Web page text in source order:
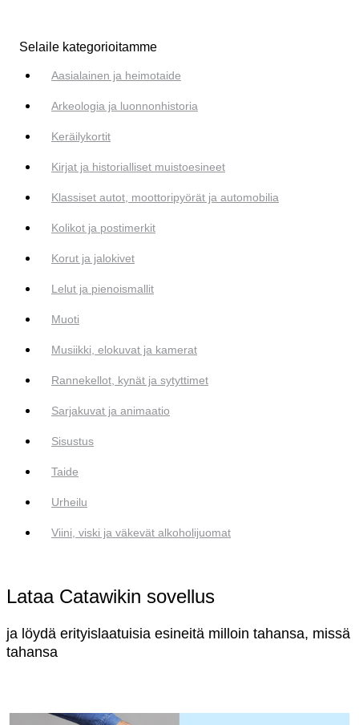
Selaile kategorioitamme
Aasialainen ja heimotaide
Arkeologia ja luonnonhistoria
Keräilykortit
Kirjat ja historialliset muistoesineet
Klassiset autot, moottoripyörät ja automobilia
Kolikot ja postimerkit
Korut ja jalokivet
Lelut ja pienoismallit
Muoti
Musiikki, elokuvat ja kamerat
Rannekellot, kynät ja sytyttimet
Sarjakuvat ja animaatio
Sisustus
Taide
Urheilu
Viini, viski ja väkevät alkoholijuomat
Lataa Catawikin sovellus
ja löydä erityislaatuisia esineitä milloin tahansa, missä
tahansa